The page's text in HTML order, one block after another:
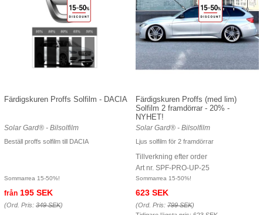
Färdigskuren Proffs Solfilm - DACIA
Solar Gard® - Bilsolfilm
Beställ proffs solfilm till DACIA
Sommarrea 15-50%!
från 195 SEK
(Ord. Pris: 349 SEK)
Färdigskuren Proffs (med lim)
Solfilm 2 framdörrar - 20% -
NYHET!
Solar Gard® - Bilsolfilm
Ljus solfilm för 2 framdörrar
Tillverkning efter order
Art nr. SPF-PRO-UP-25
Sommarrea 15-50%!
623 SEK
(Ord. Pris: 799 SEK)